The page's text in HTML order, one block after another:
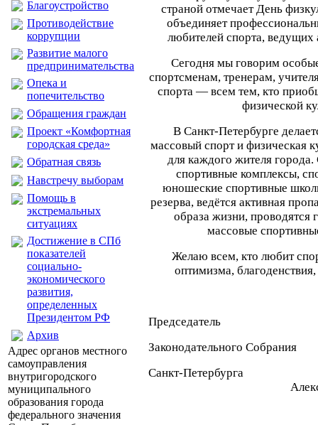
Благоустройство
Противодействие
коррупции
Развитие малого
предпринимательства
Опека и
попечительство
Обращения граждан
Проект «Комфортная
городская среда»
Обратная связь
Навстречу выборам
Помощь в
экстремальных
ситуациях
Достижение в СПб
показателей
социально-
экономического
развития,
определенных
Президентом РФ
Архив
Адрес органов местного
самоуправления
внутригородского
муниципального
образования города
федерального значения
страной отмечает День
объединяет
любителей спорта, ведущих
Сегодня мы говорим
спортсменам, тренерам,
спорта — всем тем, кто
физической
В Санкт-Петербурге
массовый спорт и физическая
для каждого жителя
спортивные комплексы,
юношеские спортивные
резерва, ведётся активная
образа жизни, проводятся
массовые
Желаю всем, кто любит
оптимизма,
Председатель
Законодательного Собрания
Санкт-
Александр